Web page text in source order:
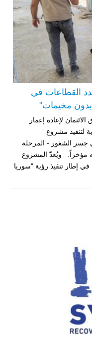
القطاعات في
مخيمات"
يسرّ صندوق الائتمان لإعادة إعمار
لتنفيذ مشروع
جسر الشغور - المرحلة
مؤخراً. ويُعدّ المشروع
في إطار تنفيذ رؤية "سوريا